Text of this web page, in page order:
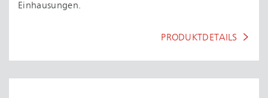
Einhausungen.
PRODUKTDETAILS